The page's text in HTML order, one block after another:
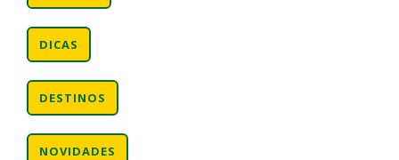
DICAS
DESTINOS
NOVIDADES